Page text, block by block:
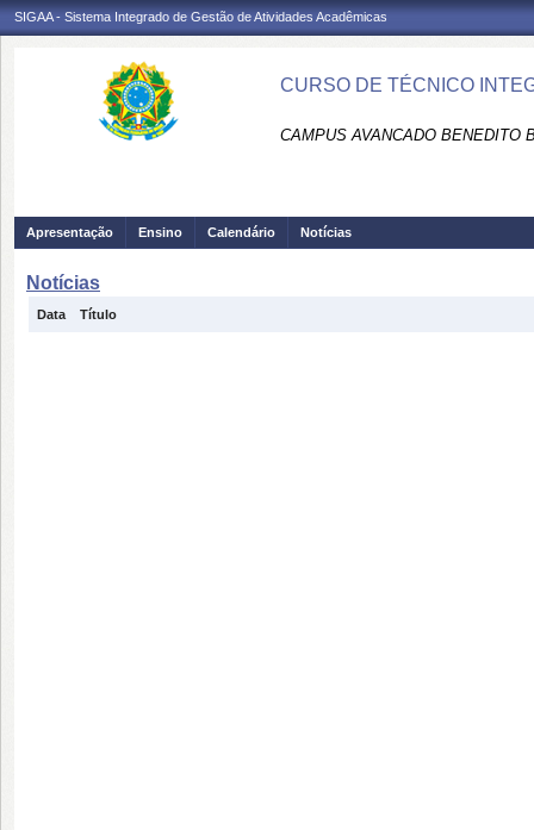
SIGAA - Sistema Integrado de Gestão de Atividades Acadêmicas
CURSO DE TÉCNICO
CAMPUS AVANCADO BENEDITO
Apresentação Ensino Calendário Notícias
Notícias
Data Título